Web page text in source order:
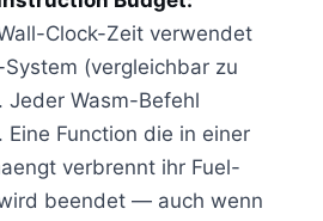
Clock-Zeit verwendet
(vergleichbar zu
Jeder Wasm-Befehl
Eine Function die in einer
verbrennt ihr Fuel-
beendet — auch wenn